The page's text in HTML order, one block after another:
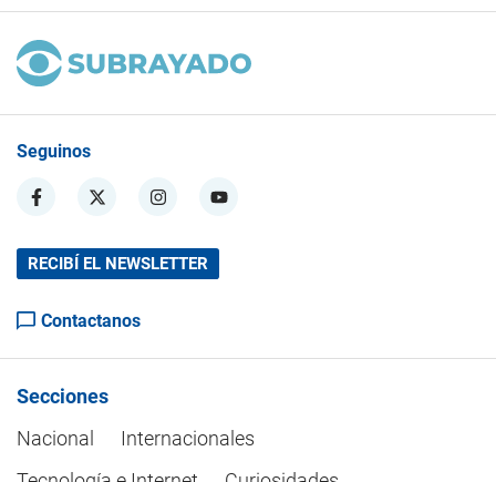
Seguinos
RECIBÍ EL NEWSLETTER
Contactanos
Secciones
Nacional
Internacionales